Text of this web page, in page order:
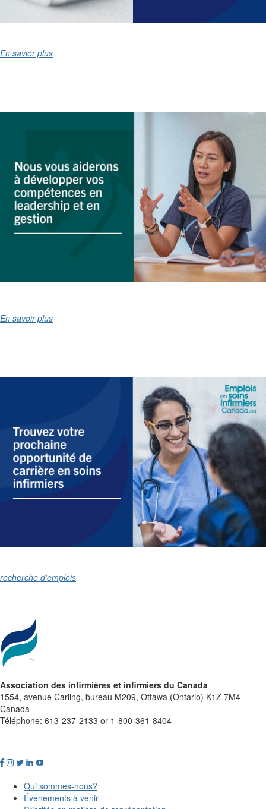
En savior plus
En savoir plus
recherche d'emplois
Association des infirmières et infirmiers du Canada
1554, avenue Carling, bureau M209, Ottawa (Ontario) K1Z 7M4
Canada
Téléphone: 613-237-2133 or 1-800-361-8404
Qui sommes-nous?
Événements à venir